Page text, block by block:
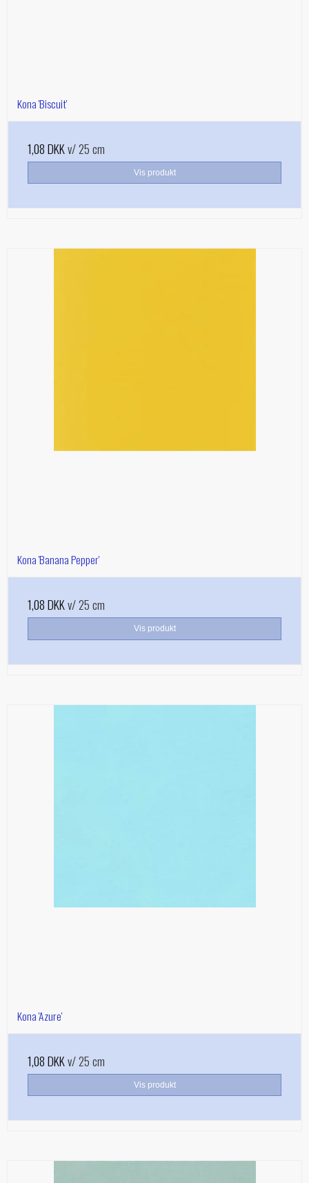
Kona 'Biscuit'
1,08 DKKv/ 25 cm
Vis produkt
Kona 'Banana Pepper'
1,08 DKKv/ 25 cm
Vis produkt
Kona 'Azure'
1,08 DKKv/ 25 cm
Vis produkt